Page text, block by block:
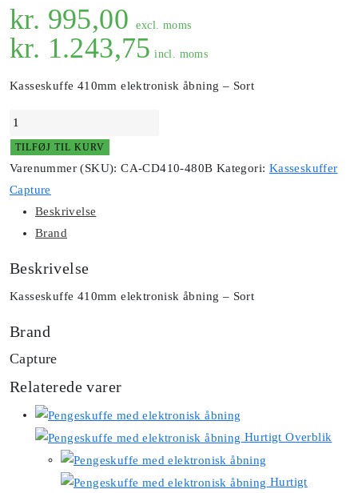
kr. 995,00 excl. moms
kr. 1.243,75 incl. moms
Kasseskuffe 410mm elektronisk åbning – Sort
Kasseskuffe
410mm
elektronisk
åbning
TILFØJ TIL KURV
Varenummer (SKU):CA-CD410-480B Kategori: Kasseskuffer
Capture
Beskrivelse
Brand
Beskrivelse
Kasseskuffe 410mm elektronisk åbning – Sort
Brand
Capture
Relaterede varer
Hurtigt Overblik
Hurtigt